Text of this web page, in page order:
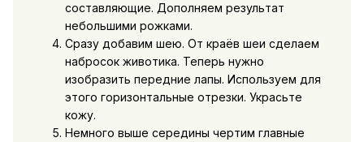
составляющие. Дополняем результат
небольшими рожками.
Сразу добавим шею. От краёв шеи сделаем
набросок животика. Теперь нужно
изобразить передние лапы. Используем для
этого горизонтальные отрезки. Украсьте
кожу.
Немного выше середины чертим главные